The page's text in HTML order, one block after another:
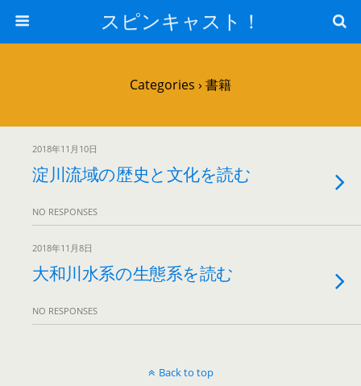
スピンキャスト！
Categories › 書籍
2018年11月10日
淀川流域の歴史と文化を読む
NO RESPONSES
2018年11月8日
大和川水系の生態系を読む
NO RESPONSES
Back to top